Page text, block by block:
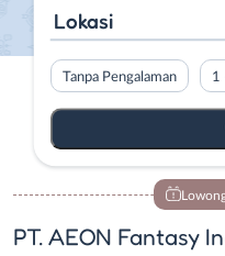
Lokasi
Tanpa Pengalaman 1
PT. AEON Fantasy